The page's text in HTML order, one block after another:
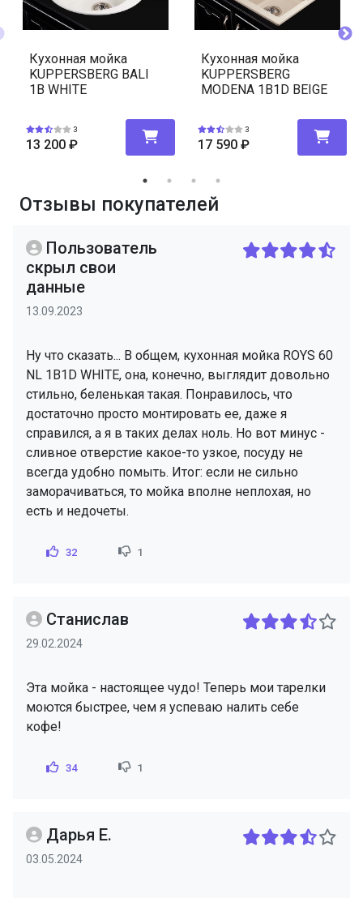
Кухонная мойка
KUPPERSBERG BALI
1B WHITE
3
13 200 ₽
Кухонная мойка
KUPPERSBERG
MODENA 1B1D BEIGE
3
17 590 ₽
Отзывы покупателей
Пользователь
скрыл свои
данные
13.09.2023
Ну что сказать... В общем, кухонная мойка ROYS 60
NL 1B1D WHITE, она, конечно, выглядит довольно
стильно, беленькая такая. Понравилось, что
достаточно просто монтировать ее, даже я
справился, а я в таких делах ноль. Но вот минус -
сливное отверстие какое-то узкое, посуду не
всегда удобно помыть. Итог: если не сильно
заморачиваться, то мойка вполне неплохая, но
есть и недочеты.
32 1
Станислав
29.02.2024
Эта мойка - настоящее чудо! Теперь мои тарелки
моются быстрее, чем я успеваю налить себе
кофе!
34 1
Дарья Е.
03.05.2024